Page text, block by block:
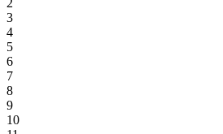
2
3
4
5
6
7
8
9
10